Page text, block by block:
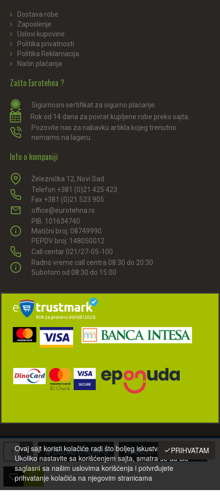
DODAJ U KORPU NARUČI TELEFONOM
Dostava robe
Zaposlenje
Uslovi kupovine
Politika privatnosti
Politika Reklamacija
Način plaćanja
Zašto Eurotehna ?
Sigurnosni sertifikat za sigurno plaćanje.
Rok od 14 dana za povrat kupljene robe preko sajta.
Pozovite nas za nabavku artikla kojeg trenutno
nemamo na lageru.
Info o kompaniji
Železnička 12, Novi Sad
Telefon +381 (0)21 425 423
Fax +381 (0)21 523 905
office@eurotehna.rs
PIB: 101634740
Matični broj: 08749990
PEPDV broj: 148050012
Call centar 021/27-05-100
Radno vreme call centra 08:30 do 20:30
Subotom od 08:30 do 15:00
© 2001-2022 Eurotehna-021 d.o.o. Novi Sad, Srbija. Sva prava zadržana.
PRIHVATAM
Ovaj sajt koristi kolačiće radi što boljeg iskustva posetilaca.
Ukoliko nastavite sa korišćenjem sajta, smatra se da ste
saglasni sa našim uslovima korišćenja i potvrđujete
prihvatanje kolačića na njegovim stranicama